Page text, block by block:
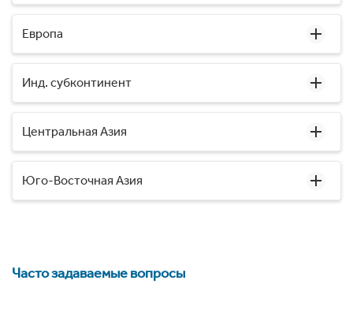
Европа
Инд. субконтинент
Центральная Азия
Юго-Восточная Азия
Часто задаваемые вопросы